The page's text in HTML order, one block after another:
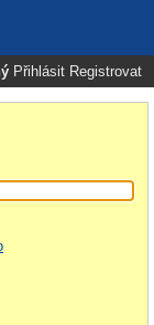
Přihlásit Registrovat